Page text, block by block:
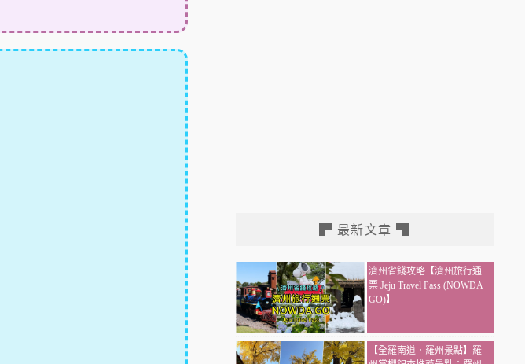
▛ 最新文章 ▜
濟州省錢攻略【濟州旅行通
票 Jeju Travel Pass (NOWDA
GO)】
【全羅南道．羅州景點】羅